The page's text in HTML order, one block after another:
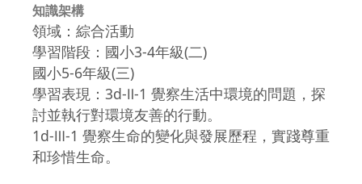
知識架構
領域：綜合活動
學習階段：國小3-4年級(二)
國小5-6年級(三)
學習表現：3d-Ⅱ-1 覺察生活中環境的問題，探
討並執行對環境友善的行動。
1d-Ⅲ-1 覺察生命的變化與發展歷程，實踐尊重
和珍惜生命。